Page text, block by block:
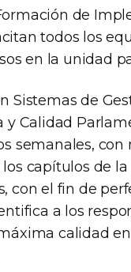
de
todos los
en la unidad
Sistemas de
Calidad
semanales, con
capítulos de la
con el fin de
a los
calidad